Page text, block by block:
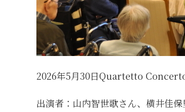
2026年5月30日Quartetto Concerto
出演者：山内智世歌さん、横井佳保